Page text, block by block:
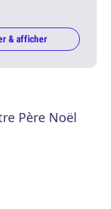
& afficher
Père Noël